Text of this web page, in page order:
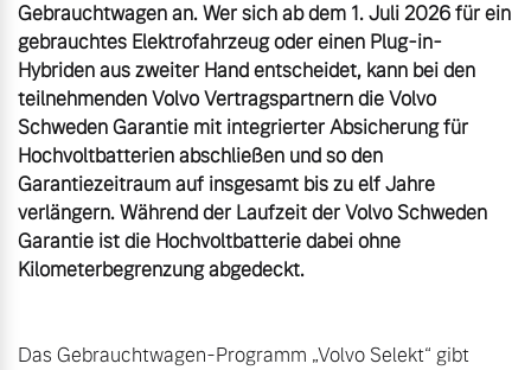
Gebrauchtwagen an. Wer sich ab dem 1. Juli 2026 für ein
gebrauchtes Elektrofahrzeug oder einen Plug-in-
Hybriden aus zweiter Hand entscheidet, kann bei den
teilnehmenden Volvo Vertragspartnern die Volvo
Schweden Garantie mit integrierter Absicherung für
Hochvoltbatterien abschließen und so den
Garantiezeitraum auf insgesamt bis zu elf Jahre
verlängern. Während der Laufzeit der Volvo Schweden
Garantie ist die Hochvoltbatterie dabei ohne
Das Gebrauchtwagen-Programm „Volvo Selekt“ gibt